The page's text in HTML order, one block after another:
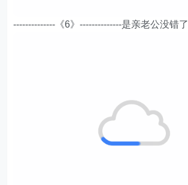
--------------《6》--------------是亲老公没错了